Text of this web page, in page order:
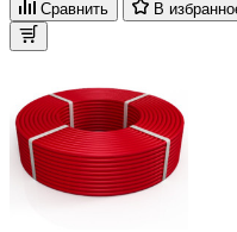
Сравнить В